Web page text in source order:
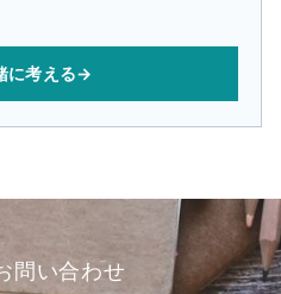
に考える→
問い合わせ